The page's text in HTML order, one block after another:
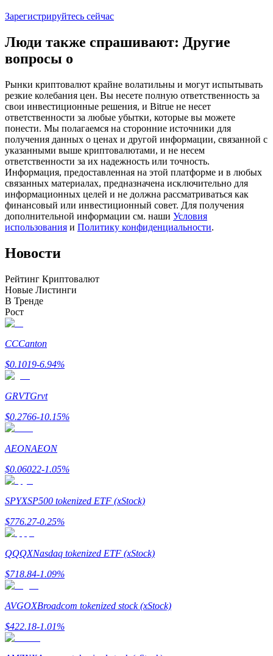
Копирование торговли
Присоединяйтесь к лучшим трейдерам
Станьте копи-трейдером
Наслаждайтесь распределением прибыли и комиссиями
за копи-трейдинг
Анализ больших данных, включая торговую информацию
и т. д.
Гид
Руководство для начинающих по фьючерсам
Узнайте, как оставаться прибыльным
Зарегистрируйтесь сейчас
Люди также спрашивают: Другие
вопросы о
Рынки криптовалют крайне волатильны и могут испытывать
резкие колебания цен. Вы несете полную ответственность за
свои инвестиционные решения, и Bitrue не несет
ответственности за любые убытки, которые вы можете
понести. Мы полагаемся на сторонние источники для
получения данных о ценах и другой информации, связанной с
указанными выше криптовалютами, и не несем
ответственности за их надежность или точность.
Информация, предоставленная на этой платформе и в любых
связанных материалах, предназначена исключительно для
информационных целей и не должна рассматриваться как
финансовый или инвестиционный совет. Для получения
дополнительной информации см. наши Условия
использования и Политику конфиденциальности.
Новости
Рейтинг Криптовалют
Новые Листинги
В Тренде
Рост
CCCanton
$0.1019-6.94%
GRVTGrvt
$0.2766-10.15%
AEONAEON
$0.06022-1.05%
SPYXSP500 tokenized ETF (xStock)
$776.27-0.25%
QQQXNasdaq tokenized ETF (xStock)
$718.84-1.09%
AVGOXBroadcom tokenized stock (xStock)
$422.18-1.01%